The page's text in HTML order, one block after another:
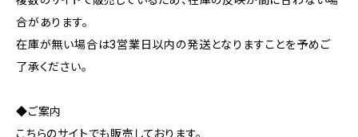
合があります。
在庫が無い場合は3営業日以内の発送となりますことを予めご
了承ください。
◆ご案内
こちらのサイトでも販売しております。